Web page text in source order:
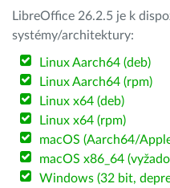
LibreOffice 26.2.5 je k
systémy/architektury:
Linux Aarch64 (deb)
Linux Aarch64 (rpm)
Linux x64 (deb)
Linux x64 (rpm)
macOS (Aarch64/
macOS x86_64
Windows (32 bit,